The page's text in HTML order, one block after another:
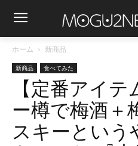
ホーム 新商品
新商品 食べてみた
【定番アイ
ー樽で梅酒＋
スキーという